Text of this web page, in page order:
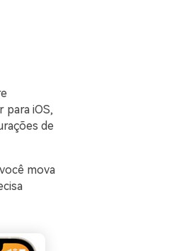
para iOS,
de
mova